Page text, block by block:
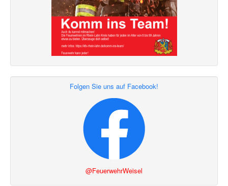
Folgen Sie uns auf Facebook!
@FeuerwehrWeisel